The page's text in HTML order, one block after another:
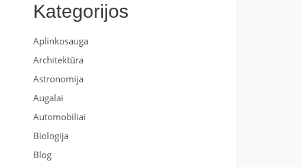
Kategorijos
Aplinkosauga
Architektūra
Astronomija
Augalai
Automobiliai
Biologija
Blog